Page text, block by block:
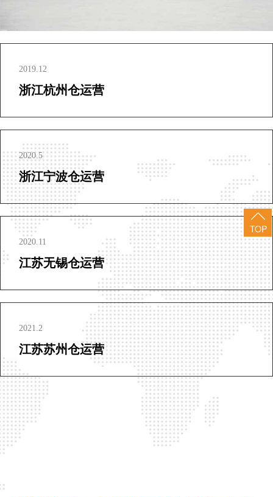
2019.12
浙江杭州仓运营
2020.5
浙江宁波仓运营
2020.11
江苏无锡仓运营
2021.2
江苏苏州仓运营
TOP